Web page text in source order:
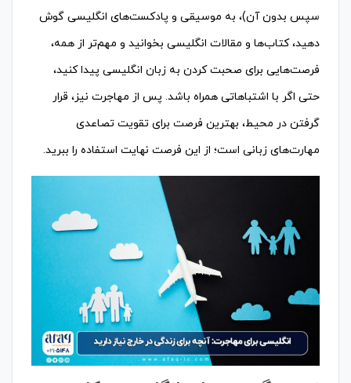
سپس بدون آن)، به موسیقی و پادکست‌های انگلیسی گوش
دهید، کتاب‌ها و مقالات انگلیسی بخوانید و مهم‌تر از همه،
فرصت‌هایی برای صحبت کردن به زبان انگلیسی پیدا کنید،
حتی اگر با اشتباهاتی همراه باشد. پس از مهاجرت نیز، قرار
گرفتن در محیط، بهترین فرصت برای تقویت تصاعدی
مهارت‌های زبانی است؛ از این فرصت نهایت استفاده را ببرید.